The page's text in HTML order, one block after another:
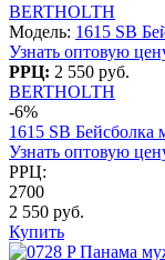
BERTHOLTH
Модель: 1615 SB
Узнать оптовую
РРЦ: 2 550 руб.
BERTHOLTH
-6%
1615 SB Бейсболка
Узнать оптовую
РРЦ:
2700
2 550 руб.
Купить